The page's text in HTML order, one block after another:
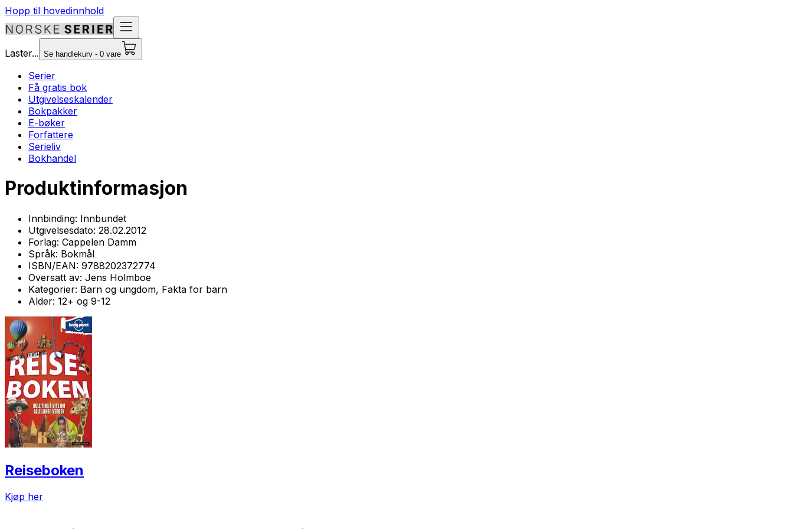
Hopp til hovedinnhold
Laster... Se handlekurv - 0 vare
Serier
Få gratis bok
Utgivelseskalender
Bokpakker
E-bøker
Forfattere
Serieliv
Bokhandel
Produktinformasjon
Innbinding: Innbundet
Utgivelsesdato: 28.02.2012
Forlag: Cappelen Damm
Språk: Bokmål
ISBN/EAN: 9788202372774
Oversatt av: Jens Holmboe
Kategorier: Barn og ungdom, Fakta for barn
Alder: 12+ og 9-12
Reiseboken
Kjøp her